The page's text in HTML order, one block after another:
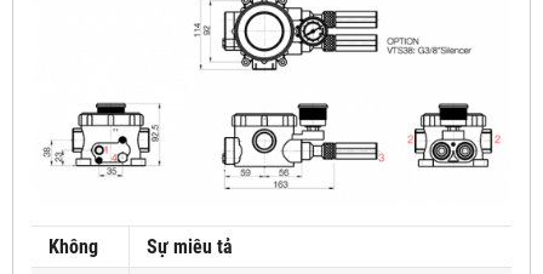
Không
Sự miêu tả